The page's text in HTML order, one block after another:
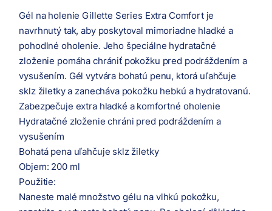
Gél na holenie Gillette Series Extra Comfort je
navrhnutý tak, aby poskytoval mimoriadne hladké a
pohodlné oholenie. Jeho špeciálne hydratačné
zloženie pomáha chrániť pokožku pred podráždením a
vysušením. Gél vytvára bohatú penu, ktorá uľahčuje
sklz žiletky a zanecháva pokožku hebkú a hydratovanú.
Zabezpečuje extra hladké a komfortné oholenie
Hydratačné zloženie chráni pred podráždením a
vysušením
Bohatá pena uľahčuje sklz žiletky
Objem: 200 ml
Použitie:
Naneste malé množstvo gélu na vlhkú pokožku,